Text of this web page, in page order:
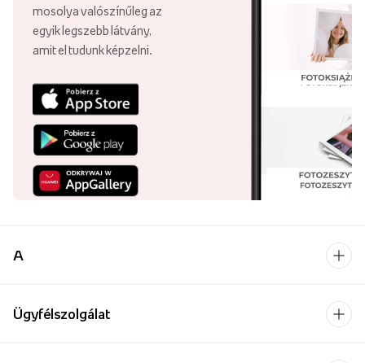
mosolya valószínűleg az
egyik legszebb látvány,
amit el tudunk képzelni.
A
Ügyfélszolgálat